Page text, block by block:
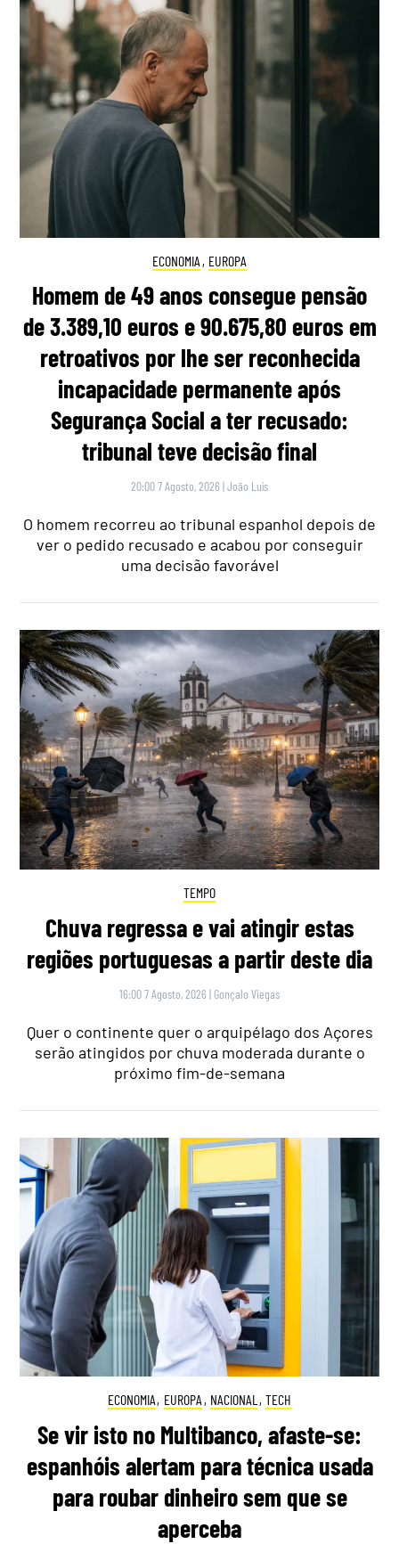
ECONOMIA , EUROPA
Homem de 49 anos consegue pensão
de 3.389,10 euros e 90.675,80 euros em
retroativos por lhe ser reconhecida
incapacidade permanente após
Segurança Social a ter recusado:
tribunal teve decisão final
20:00 7 Agosto, 2026 |João Luís
O homem recorreu ao tribunal espanhol depois de
ver o pedido recusado e acabou por conseguir
uma decisão favorável
TEMPO
Chuva regressa e vai atingir estas
regiões portuguesas a partir deste dia
16:00 7 Agosto, 2026 | Gonçalo Viegas
Quer o continente quer o arquipélago dos Açores
serão atingidos por chuva moderada durante o
próximo fim-de-semana
ECONOMIA, EUROPA , NACIONAL , TECH
Se vir isto no Multibanco, afaste-se:
espanhóis alertam para técnica usada
para roubar dinheiro sem que se
aperceba